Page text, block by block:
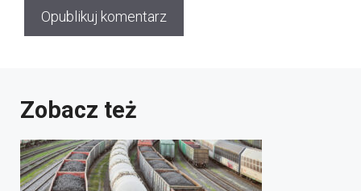
Zobacz też